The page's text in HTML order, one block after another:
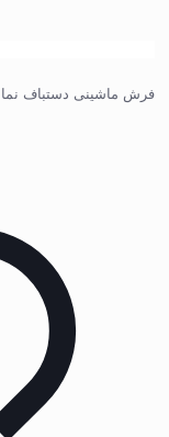
فرش ماشینی دستباف نما